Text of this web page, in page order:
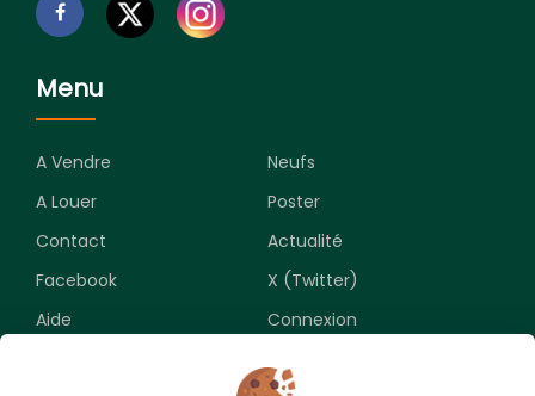
Menu
A Vendre
Neufs
A Louer
Poster
Contact
Actualité
Facebook
X (Twitter)
Aide
Connexion